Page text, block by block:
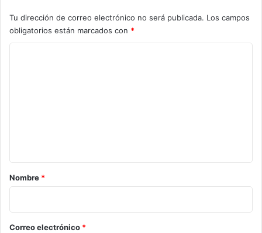
Tu dirección de correo electrónico no será publicada. Los campos
obligatorios están marcados con *
r
o
*
Nombre *
Correo electrónico *